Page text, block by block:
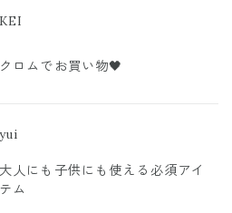
KEI
クロムでお買い物🖤
yui
大人にも子供にも使える必須アイ
テム